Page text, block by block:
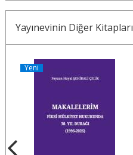
Yayınevinin Diğer Kitapları
Yeni